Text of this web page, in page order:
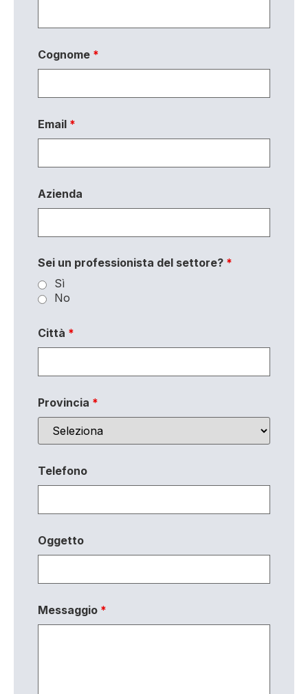
Cognome *
Email *
Azienda
Sei un professionista del settore? *
Sì
No
Città *
Provincia *
Telefono
Oggetto
Messaggio *